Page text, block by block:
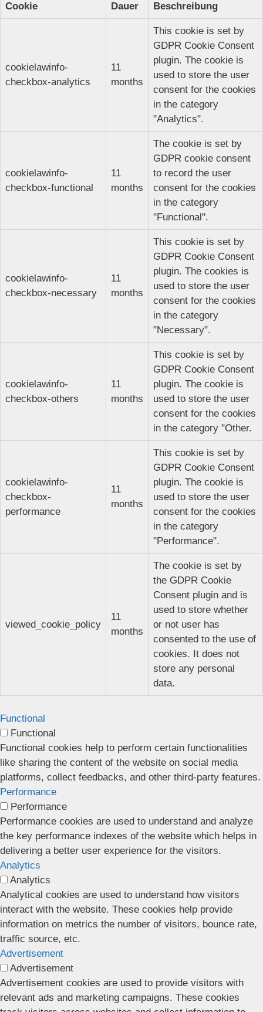
Cookie
Dauer Beschreibung
cookielawinfo-
checkbox-analytics
11
months
This cookie is set by
GDPR Cookie Consent
plugin. The cookie is
used to store the user
consent for the cookies
in the category
"Analytics".
cookielawinfo-
checkbox-functional
11
months
The cookie is set by
GDPR cookie consent
to record the user
consent for the cookies
in the category
"Functional".
cookielawinfo-
checkbox-necessary
11
months
This cookie is set by
GDPR Cookie Consent
plugin. The cookies is
used to store the user
consent for the cookies
in the category
"Necessary".
cookielawinfo-
checkbox-others
11
months
This cookie is set by
GDPR Cookie Consent
plugin. The cookie is
used to store the user
consent for the cookies
in the category "Other.
cookielawinfo-
checkbox-
performance
11
months
This cookie is set by
GDPR Cookie Consent
plugin. The cookie is
used to store the user
consent for the cookies
in the category
"Performance".
viewed_cookie_policy
11
months
The cookie is set by
the GDPR Cookie
Consent plugin and is
used to store whether
or not user has
consented to the use of
cookies. It does not
store any personal
data.
Functional
Functional
Functional cookies help to perform certain functionalities
like sharing the content of the website on social media
platforms, collect feedbacks, and other third-party features.
Performance
Performance
Performance cookies are used to understand and analyze
the key performance indexes of the website which helps in
delivering a better user experience for the visitors.
Analytics
Analytics
Analytical cookies are used to understand how visitors
interact with the website. These cookies help provide
information on metrics the number of visitors, bounce rate,
traffic source, etc.
Advertisement
Advertisement
Advertisement cookies are used to provide visitors with
relevant ads and marketing campaigns. These cookies